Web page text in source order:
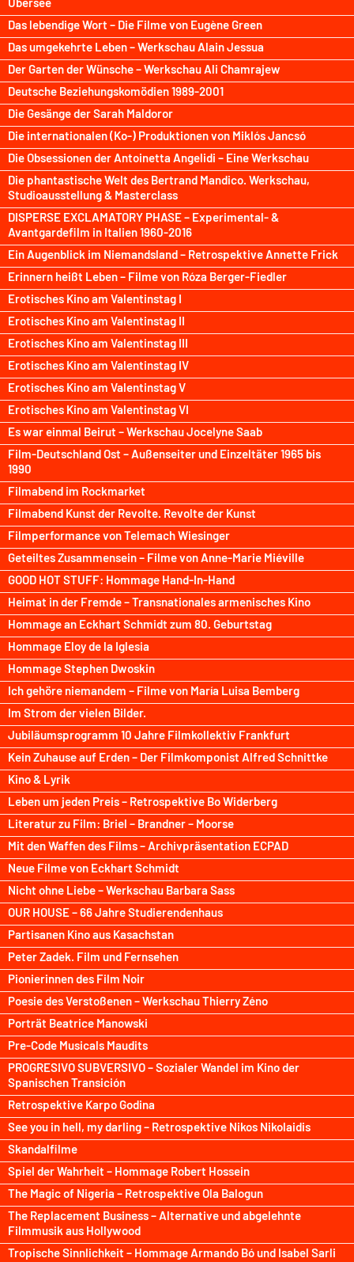
Das lebendige Wort – Die Filme von Eugène Green
Das umgekehrte Leben – Werkschau Alain Jessua
Der Garten der Wünsche – Werkschau Ali Chamrajew
Deutsche Beziehungskomödien 1989-2001
Die Gesänge der Sarah Maldoror
Die internationalen (Ko-) Produktionen von Miklós Jancsó
Die Obsessionen der Antoinetta Angelidi – Eine Werkschau
Die phantastische Welt des Bertrand Mandico. Werkschau,
Studioausstellung & Masterclass
DISPERSE EXCLAMATORY PHASE – Experimental- &
Avantgardefilm in Italien 1960-2016
Ein Augenblick im Niemandsland – Retrospektive Annette Frick
Erinnern heißt Leben – Filme von Róza Berger-Fiedler
Erotisches Kino am Valentinstag I
Erotisches Kino am Valentinstag II
Erotisches Kino am Valentinstag III
Erotisches Kino am Valentinstag IV
Erotisches Kino am Valentinstag V
Erotisches Kino am Valentinstag VI
Es war einmal Beirut – Werkschau Jocelyne Saab
Film-Deutschland Ost – Außenseiter und Einzeltäter 1965 bis
1990
Filmabend im Rockmarket
Filmabend Kunst der Revolte. Revolte der Kunst
Filmperformance von Telemach Wiesinger
Geteiltes Zusammensein – Filme von Anne-Marie Miéville
GOOD HOT STUFF: Hommage Hand-In-Hand
Heimat in der Fremde – Transnationales armenisches Kino
Hommage an Eckhart Schmidt zum 80. Geburtstag
Hommage Eloy de la Iglesia
Hommage Stephen Dwoskin
Ich gehöre niemandem – Filme von María Luisa Bemberg
Im Strom der vielen Bilder.
Jubiläumsprogramm 10 Jahre Filmkollektiv Frankfurt
Kein Zuhause auf Erden – Der Filmkomponist Alfred Schnittke
Kino & Lyrik
Leben um jeden Preis – Retrospektive Bo Widerberg
Literatur zu Film: Briel – Brandner – Moorse
Mit den Waffen des Films – Archivpräsentation ECPAD
Neue Filme von Eckhart Schmidt
Nicht ohne Liebe – Werkschau Barbara Sass
OUR HOUSE – 66 Jahre Studierendenhaus
Partisanen Kino aus Kasachstan
Peter Zadek. Film und Fernsehen
Pionierinnen des Film Noir
Poesie des Verstoßenen – Werkschau Thierry Zéno
Porträt Beatrice Manowski
Pre-Code Musicals Maudits
PROGRESIVO SUBVERSIVO – Sozialer Wandel im Kino der
Spanischen Transición
Retrospektive Karpo Godina
See you in hell, my darling – Retrospektive Nikos Nikolaidis
Skandalfilme
Spiel der Wahrheit – Hommage Robert Hossein
The Magic of Nigeria – Retrospektive Ola Balogun
The Replacement Business – Alternative und abgelehnte
Filmmusik aus Hollywood
Tropische Sinnlichkeit – Hommage Armando Bó und Isabel Sarli